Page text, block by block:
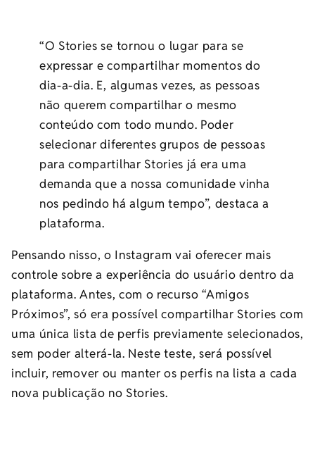
“O Stories se tornou o lugar para se
expressar e compartilhar momentos do
dia-a-dia. E, algumas vezes, as pessoas
não querem compartilhar o mesmo
conteúdo com todo mundo. Poder
selecionar diferentes grupos de pessoas
para compartilhar Stories já era uma
demanda que a nossa comunidade vinha
nos pedindo há algum tempo”, destaca a
plataforma.
Pensando nisso, o Instagram vai oferecer mais
controle sobre a experiência do usuário dentro da
plataforma. Antes, com o recurso “Amigos
Próximos”, só era possível compartilhar Stories com
uma única lista de perfis previamente selecionados,
sem poder alterá-la. Neste teste, será possível
incluir, remover ou manter os perfis na lista a cada
nova publicação no Stories.